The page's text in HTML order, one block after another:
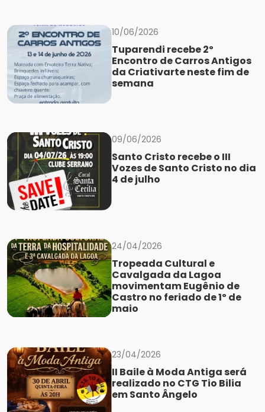
10/06/2026
Tuparendi recebe 2º
Encontro de Carros Antigos
da Criativarte neste fim de
semana
09/06/2026
Santo Cristo recebe o III
Vozes de Santo Cristo no dia
4 de julho
24/04/2026
Tropeada Cultural e
Cavalgada da Lagoa
movimentam Eugênio de
Castro no feriado de 1º de
maio
23/04/2026
II Baile à Moda Antiga será
realizado no CTG Tio Bilia
em Santo Ângelo